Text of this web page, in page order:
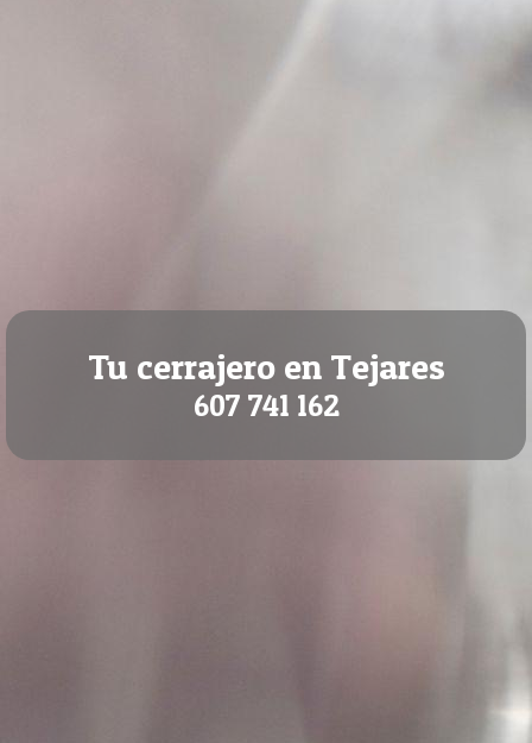
Tu cerrajero en Tejares
607 741 162